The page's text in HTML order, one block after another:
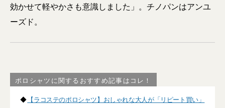
効かせて軽やかさも意識しました」。チノパンはアンユ
ーズド。
ポロシャツに関するおすすめ記事はコレ！
◆ 【ラコステのポロシャツ】おしゃれな大人が「リピート買い」